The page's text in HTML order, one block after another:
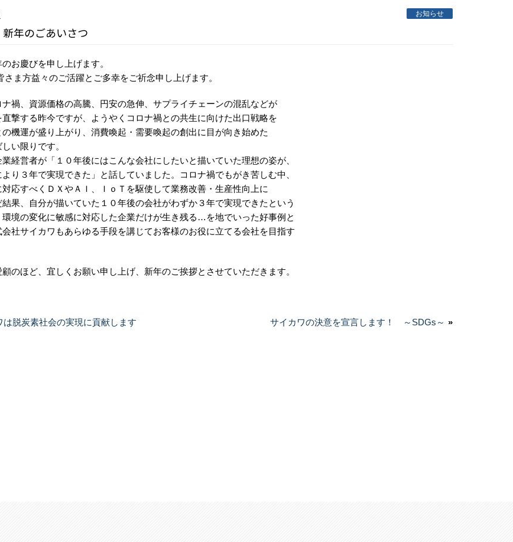
お知らせ
年のごあいさつ
お慶びを申し上げます。
さま方益々のご活躍とご多幸をご祈念申し上げます。
禍、資源価格の高騰、円安の急伸、サプライチェーンの混乱などが
撃する昨今ですが、ようやくコロナ禍との共生に向けた出口戦略を
の機運が盛り上がり、消費喚起・需要喚起の創出に目が向き始めた
い限りです。
経営者が「１０年後にはこんな会社にしたいと描いていた理想の姿が、
より３年で実現できた」と話していました。コロナ禍でもがき苦しむ中、
対応すべくＤＸやＡＩ、ＩｏＴを駆使して業務改善・生産性向上に
果、自分が描いていた１０年後の会社がわずか３年で実現できたという
環境の変化に敏感に対応した企業だけが生き残る…を地でいった好事例と
社サイカワもあらゆる手段を講じてお客様のお役に立てる会社を目指す
のほど、宜しくお願い申し上げ、新年のご挨拶とさせていただきます。
は脱炭素社会の実現に貢献します
次
サイカワの決意を宣言します！ ～SDGs～ »